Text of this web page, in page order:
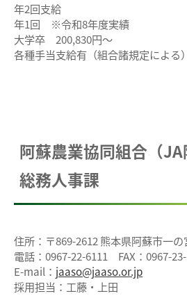
年2回支給
年1回 ※令和8年度実績
大学卒 200,830円～
各種手当支給有（組合諸規定による）
阿蘇農業協同組合（
総務人事課
住所：〒869-2612 熊本県阿蘇市一
電話：0967-22-6111 FAX：0967-
E-mail： jaaso@jaaso.or.jp
採用担当：工藤・上田